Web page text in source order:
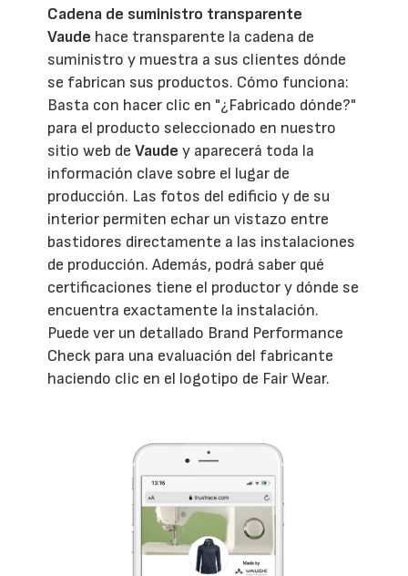
Cadena de suministro transparente
Vaude hace transparente la cadena de
suministro y muestra a sus clientes dónde
se fabrican sus productos. Cómo funciona:
Basta con hacer clic en "¿Fabricado dónde?"
para el producto seleccionado en nuestro
sitio web deVaude y aparecerá toda la
información clave sobre el lugar de
producción. Las fotos del edificio y de su
interior permiten echar un vistazo entre
bastidores directamente a las instalaciones
de producción. Además, podrá saber qué
certificaciones tiene el productor y dónde se
encuentra exactamente la instalación.
Puede ver un detallado Brand Performance
Check para una evaluación del fabricante
haciendo clic en el logotipo de Fair Wear.